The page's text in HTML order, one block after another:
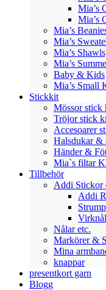
Mia’s
Mia’s
Mia’s
Mia’s
Mia’s
Mia’s
Baby & Kids
Mia’s Small
Stickkit
Mössor stick
Tröjor stick
Accesoarer
Halsdukar &
Händer &
Mia`s filtar
Tillbehör
Addi Stickor
Addi
Nålar etc.
Markörer &
Mina
knappar
presentkort garn
Blogg